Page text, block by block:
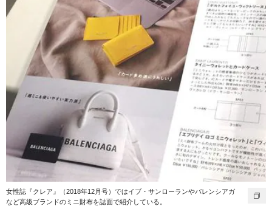
女性誌『クレア』（2018年12月号）ではイブ・サンローランやバレンシアガ
など高級ブランドのミニ財布を誌面で紹介している。